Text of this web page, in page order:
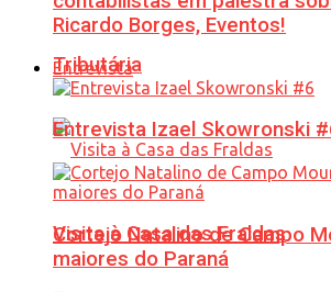
Tributária
Visita à Casa das Fraldas
Ricardo Borges, Eventos!
Entrevista
Entrevista Izael Skowronski
Cortejo Natalino de Campo
maiores do Paraná